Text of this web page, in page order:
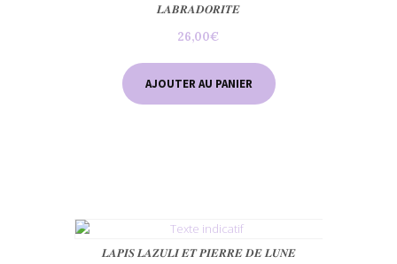
𝑳𝑨𝑩𝑹𝑨𝑫𝑶𝑹𝑰𝑻𝑬
26,00€
AJOUTER AU PANIER
𝑳𝑨𝑷𝑰𝑺 𝑳𝑨𝒁𝑼𝑳𝑰 𝑬𝑻 𝑷𝑰𝑬𝑹𝑹𝑬 𝑫𝑬 𝑳𝑼𝑵𝑬